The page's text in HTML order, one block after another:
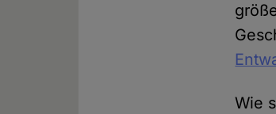
Wie